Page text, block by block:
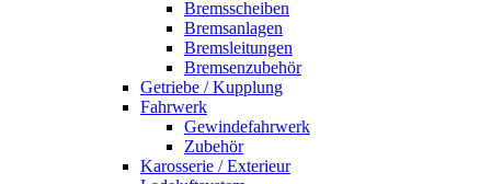
Bremsscheiben
Bremsanlagen
Bremsleitungen
Bremsenzubehör
Getriebe / Kupplung
Fahrwerk
Gewindefahrwerk
Zubehör
Karosserie / Exterieur